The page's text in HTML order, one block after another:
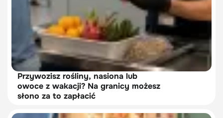
Przywozisz rośliny, nasiona lub
owoce z wakacji? Na granicy możesz
słono za to zapłacić